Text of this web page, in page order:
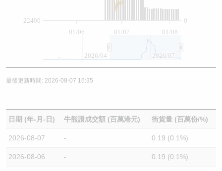
01/07
01/06 01/08
0
22400
2026/04 2026/07
最後更新時間: 2026-08-07 16:35
日期 (年-月-日) 牛熊證成交額 (百萬港元) 街貨量 (百萬份/%)
2026-08-07 - 0.19 (0.1%)
2026-08-06 - 0.19 (0.1%)